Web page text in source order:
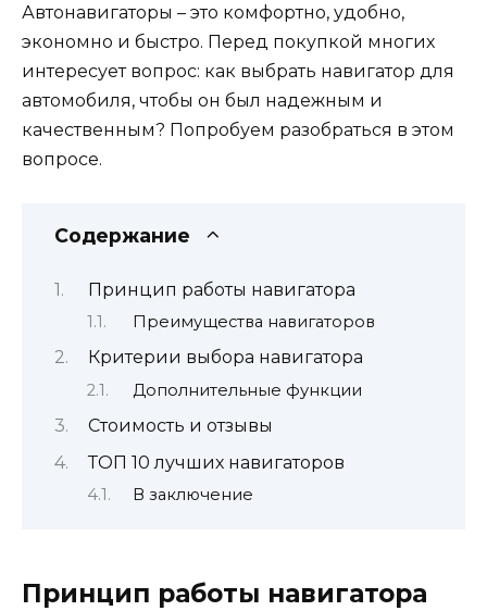
Автонавигаторы – это комфортно, удобно,
экономно и быстро. Перед покупкой многих
интересует вопрос: как выбрать навигатор для
автомобиля, чтобы он был надежным и
качественным? Попробуем разобраться в этом
вопросе.
Содержание
Принцип работы навигатора
Преимущества навигаторов
Критерии выбора навигатора
Дополнительные функции
Стоимость и отзывы
ТОП 10 лучших навигаторов
В заключение
Принцип работы навигатора